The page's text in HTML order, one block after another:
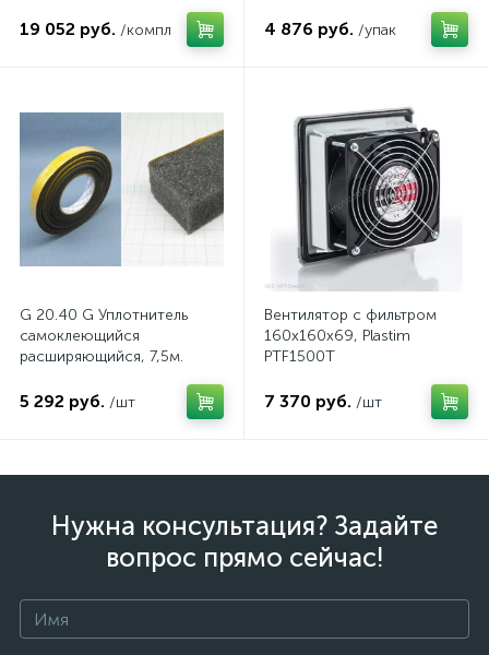
19 052 руб. /компл 4 876 руб. /упак
G 20.40 G Уплотнитель
самоклеющийся
расширяющийся, 7,5м.
5 292 руб. /шт
Вентилятор с фильтром
160x160x69, Plastim
PTF1500T
7 370 руб. /шт
Нужна консультация? Задайте
вопрос прямо сейчас!